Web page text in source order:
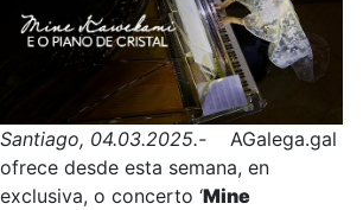
Santiago, 04.03.2025.- AGalega.gal
ofrece desde esta semana, en
exclusiva, o concerto ‘Mine